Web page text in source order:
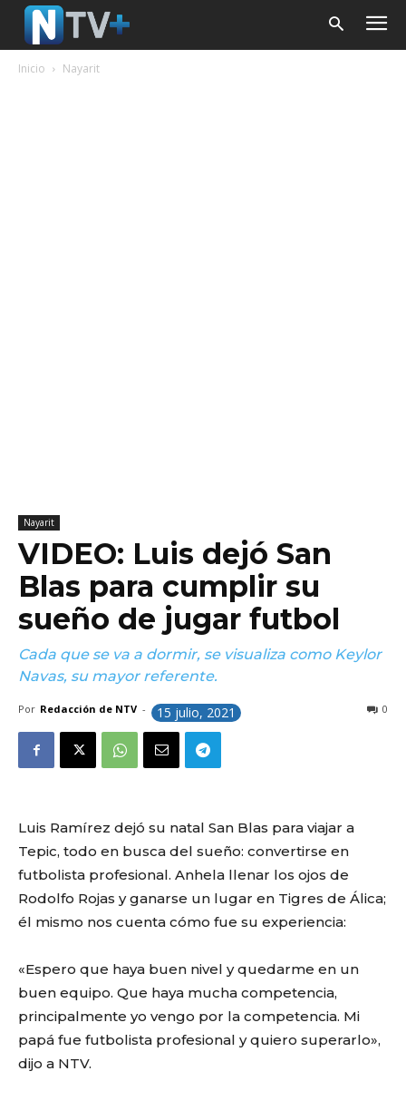
Inicio Nayarit
Nayarit
VIDEO: Luis dejó San
Blas para cumplir su
sueño de jugar futbol
Cada que se va a dormir, se visualiza como Keylor
Navas, su mayor referente.
Por Redacción de NTV - 15 julio, 2021 0
Luis Ramírez dejó su natal San Blas para viajar a
Tepic, todo en busca del sueño: convertirse en
futbolista profesional. Anhela llenar los ojos de
Rodolfo Rojas y ganarse un lugar en Tigres de Álica;
él mismo nos cuenta cómo fue su experiencia:
«Espero que haya buen nivel y quedarme en un
buen equipo. Que haya mucha competencia,
principalmente yo vengo por la competencia. Mi
papá fue futbolista profesional y quiero superarlo»,
dijo a NTV.